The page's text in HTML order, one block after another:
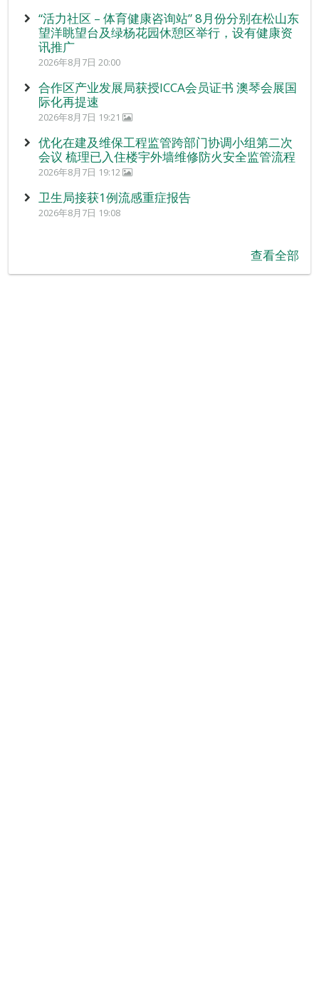
“活力社区 – 体育健康咨询站” 8月份分别在松山东
望洋眺望台及绿杨花园休憩区举行，设有健康资
讯推广
2026年8月7日 20:00
合作区产业发展局获授ICCA会员证书 澳琴会展国
际化再提速
2026年8月7日 19:21
优化在建及维保工程监管跨部门协调小组第二次
会议 梳理已入住楼宇外墙维修防火安全监管流程
2026年8月7日 19:12
卫生局接获1例流感重症报告
2026年8月7日 19:08
查看全部